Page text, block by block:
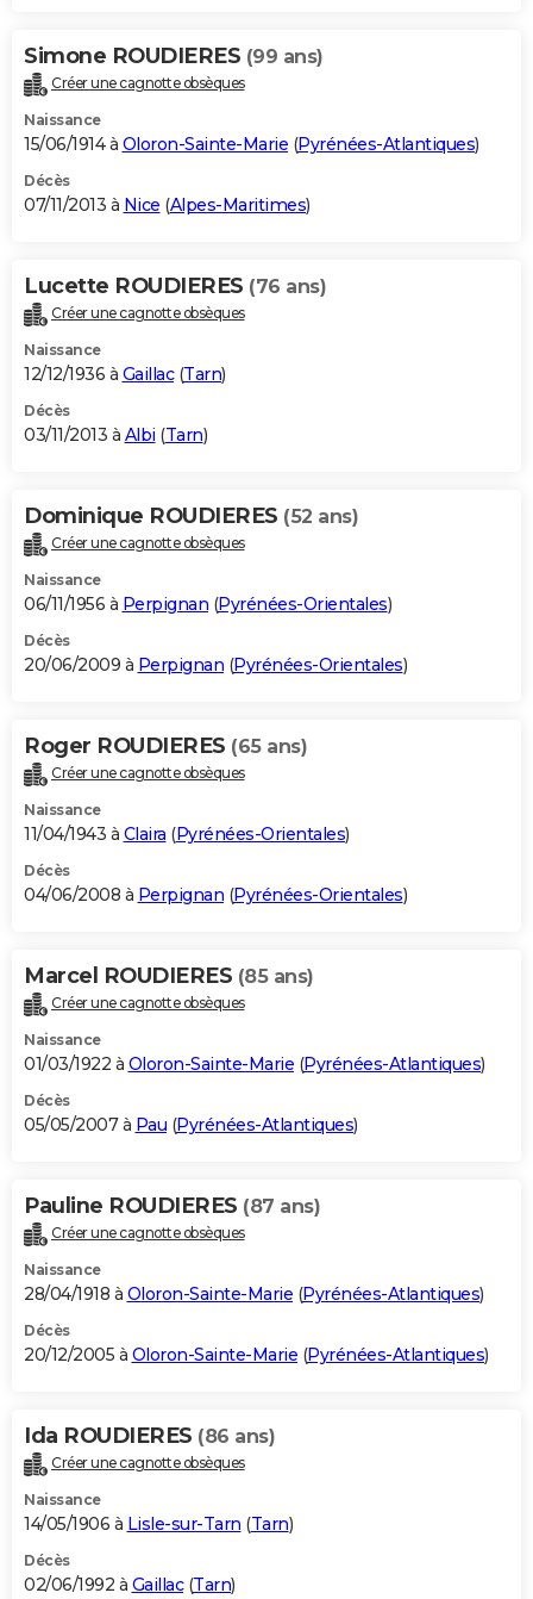
Simone ROUDIERES (99 ans)
Créer une cagnotte obsèques
Naissance
15/06/1914 à Oloron-Sainte-Marie (Pyrénées-Atlantiques)
Décès
07/11/2013 à Nice (Alpes-Maritimes)
Lucette ROUDIERES (76 ans)
Créer une cagnotte obsèques
Naissance
12/12/1936 à Gaillac(Tarn)
Décès
03/11/2013 à Albi (Tarn)
Dominique ROUDIERES (52 ans)
Créer une cagnotte obsèques
Naissance
06/11/1956 à Perpignan (Pyrénées-Orientales)
Décès
20/06/2009 à Perpignan (Pyrénées-Orientales)
Roger ROUDIERES (65 ans)
Créer une cagnotte obsèques
Naissance
11/04/1943 à Claira (Pyrénées-Orientales)
Décès
04/06/2008 à Perpignan (Pyrénées-Orientales)
Marcel ROUDIERES (85 ans)
Créer une cagnotte obsèques
Naissance
01/03/1922 à Oloron-Sainte-Marie (Pyrénées-Atlantiques)
Décès
05/05/2007 à Pau (Pyrénées-Atlantiques)
Pauline ROUDIERES (87 ans)
Créer une cagnotte obsèques
Naissance
28/04/1918 à Oloron-Sainte-Marie (Pyrénées-Atlantiques)
Décès
20/12/2005 à Oloron-Sainte-Marie (Pyrénées-Atlantiques)
Ida ROUDIERES (86 ans)
Créer une cagnotte obsèques
Naissance
14/05/1906 à Lisle-sur-Tarn (Tarn)
Décès
02/06/1992 à Gaillac(Tarn)